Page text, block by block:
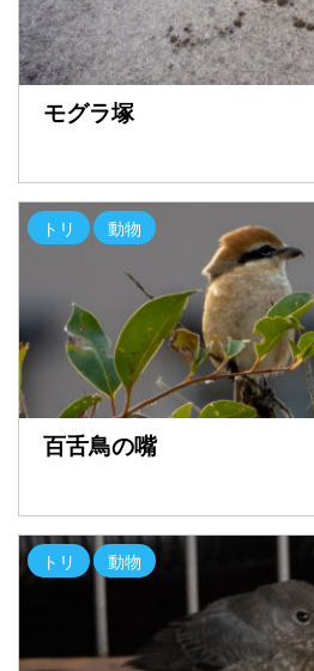
モグラ塚
トリ 動物
百舌鳥の嘴
トリ 動物